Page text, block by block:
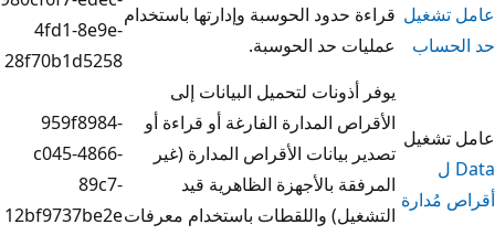
حدود الحوسبة وإدارتها باستخدام
حد الحوسبة.
4fd1-8e9e-
28f70b1d5258
لتحميل البيانات إلى
المدارة الفارغة أو قراءة أو
بيانات الأقراص المدارة (غير
بالأجهزة الظاهرية قيد
واللقطات باستخدام معرفات
959f8984-
c045-4866-
89c7-
12bf9737be2e